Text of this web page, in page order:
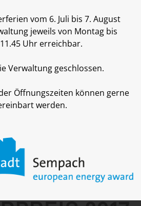
vom 6. Juli bis 7. August
jeweils von Montag bis
Uhr erreichbar.
Verwaltung geschlossen.
Öffnungszeiten können gerne
werden.